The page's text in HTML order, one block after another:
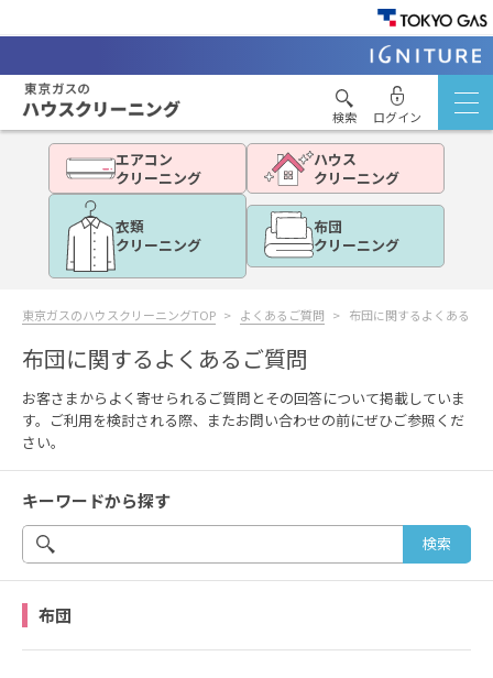
検索 ログイン
エアコン
クリーニング
ハウス
クリーニング
衣類
クリーニング
布団
クリーニング
東京ガスのハウスクリーニングTOP よくあるご質問 布団に関するよくあるご
布団に関するよくあるご質問
お客さまからよく寄せられるご質問とその回答について掲載していま
す。ご利用を検討される際、またお問い合わせの前にぜひご参照くだ
さい。
キーワードから探す
布団